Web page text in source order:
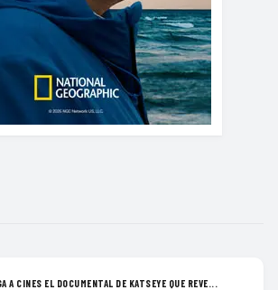
A CINES EL DOCUMENTAL DE KATSEYE QUE REVE...